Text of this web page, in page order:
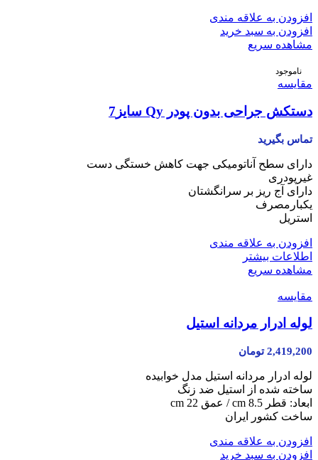
افزودن به علاقه مندی
افزودن به سبد خرید
مشاهده سریع
ناموجود
مقایسه
دستکش جراحی بدون پودر Qy سایز7
تماس بگیرید
دارای سطح آناتومیکی جهت کاهش خستگی دست
غیرپودری
دارای آج ریز بر سرانگشتان
یکبارمصرف
استریل
افزودن به علاقه مندی
اطلاعات بیشتر
مشاهده سریع
مقایسه
لوله ادرار مردانه استیل
2,419,200 تومان
لوله ادرار مردانه استیل مدل خوابیده
ساخته شده از استیل ضد زنگ
ابعاد: قطر 8.5 cm / عمق 22 cm
ساخت کشور ایران
افزودن به علاقه مندی
افزودن به سبد خرید